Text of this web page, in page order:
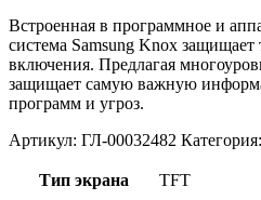
Встроенная в программное и
система Samsung Knox
включения. Предлагая
защищает самую важную
программ и угроз.
Артикул: ГЛ-00032482 Категория:
Тип экрана TFT